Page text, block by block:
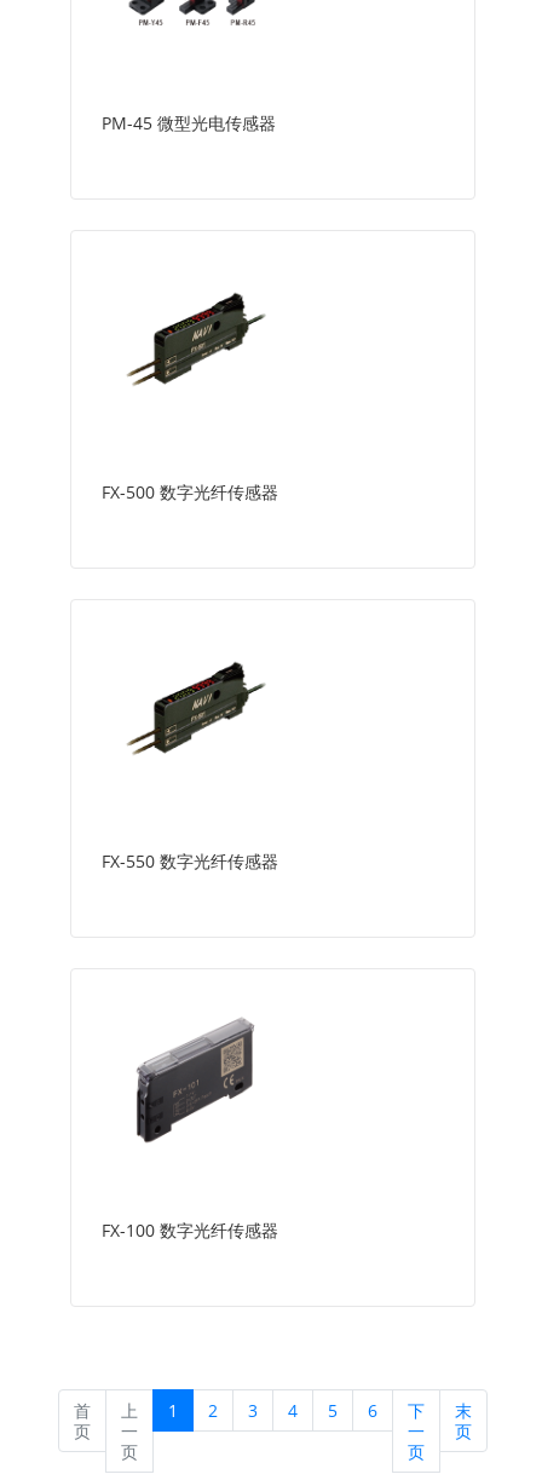
PM-45 微型光电传感器
FX-500 数字光纤传感器
FX-550 数字光纤传感器
FX-100 数字光纤传感器
首
页
上
一
页
1 2 3 4 5 6
下
一
页
末
页